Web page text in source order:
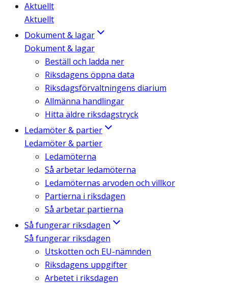
Aktuellt
Aktuellt
Dokument & lagar
Dokument & lagar
Beställ och ladda ner
Riksdagens öppna data
Riksdagsförvaltningens diarium
Allmänna handlingar
Hitta äldre riksdagstryck
Ledamöter & partier
Ledamöter & partier
Ledamöterna
Så arbetar ledamöterna
Ledamöternas arvoden och villkor
Partierna i riksdagen
Så arbetar partierna
Så fungerar riksdagen
Så fungerar riksdagen
Utskotten och EU-nämnden
Riksdagens uppgifter
Arbetet i riksdagen